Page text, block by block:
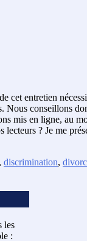
cet entretien
Nous conseillons
mis en ligne, au
lecteurs ? Je me
, discrimination,
les
: